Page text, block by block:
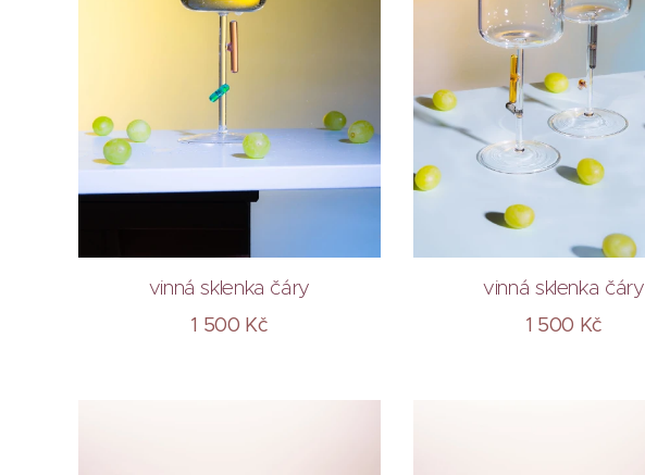
vinná sklenka čáry
1 500 Kč
vinná sklenka čáry
1 500 Kč